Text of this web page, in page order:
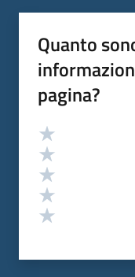
Quanto
pagina?
Valutazione